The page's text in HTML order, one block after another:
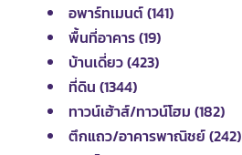
อพาร์ทเมนต์ (141)
พื้นที่อาคาร (19)
บ้านเดี่ยว (423)
ที่ดิน (1344)
ทาวน์เฮ้าส์/ทาวน์โฮม (182)
ตึกแถว/อาคารพาณิชย์ (242)